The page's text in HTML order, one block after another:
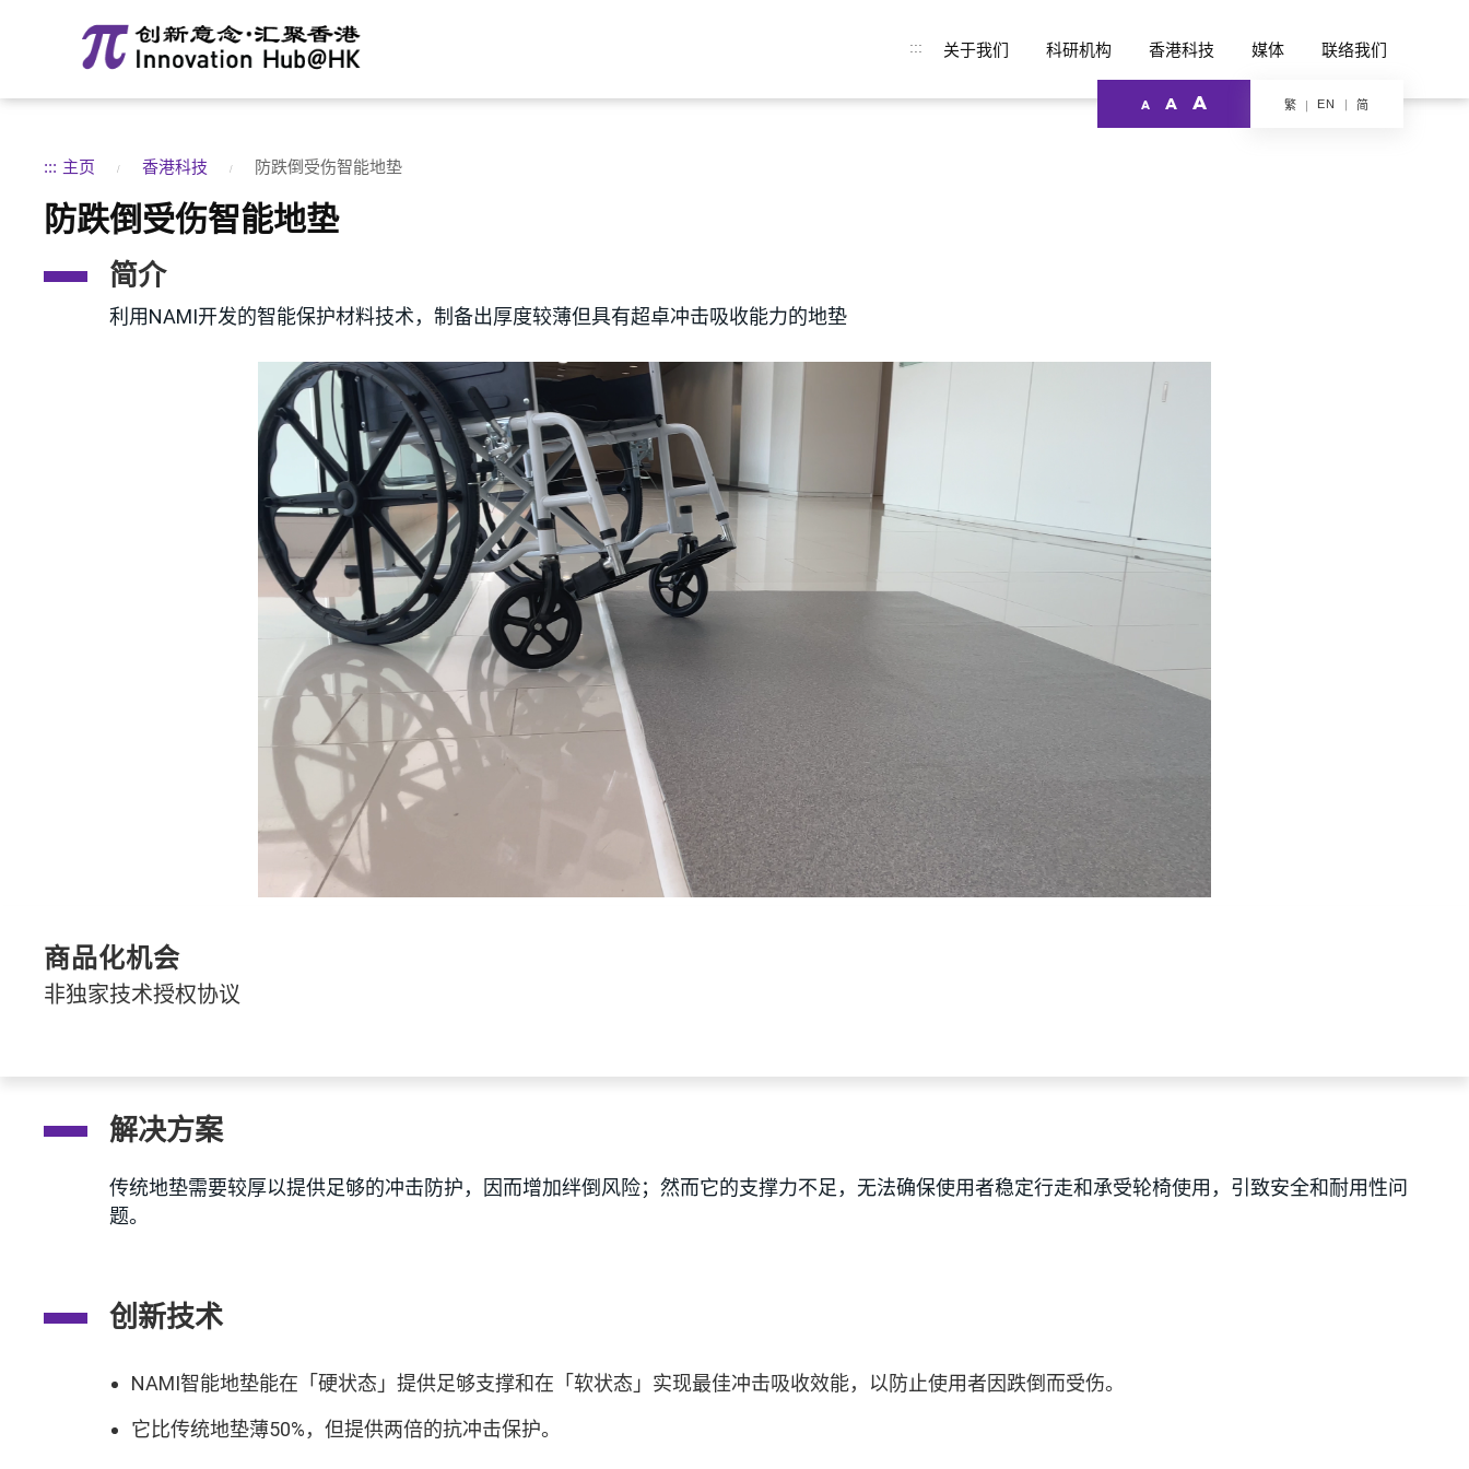
::: 关于我们 科研机构 香港科技 媒体 联络我们
A A A 繁 EN 简
::: 主页 香港科技 防跌倒受伤智能地垫
防跌倒受伤智能地垫
简介
利用NAMI开发的智能保护材料技术，制备出厚度较薄但具有超卓冲击吸收能力的地垫
商品化机会
非独家技术授权协议
解决方案
传统地垫需要较厚以提供足够的冲击防护，因而增加绊倒风险；然而它的支撑力不足，无法确保使用者稳定行走和承受轮椅使用，引致安全和耐用性问
题。
创新技术
NAMI智能地垫能在「硬状态」提供足够支撑和在「软状态」实现最佳冲击吸收效能，以防止使用者因跌倒而受伤。
它比传统地垫薄50%，但提供两倍的抗冲击保护。